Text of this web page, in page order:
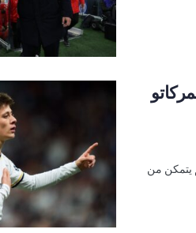
يتمكن من